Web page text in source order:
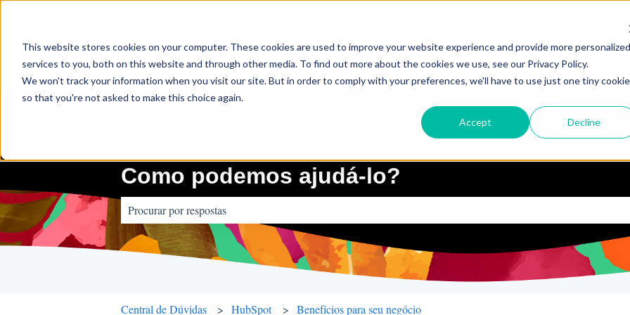
This website stores cookies on your computer. These cookies are used to improve your website experience and provide more personalized
services to you, both on this website and through other media. To find out more about the cookies we use, see our Privacy Policy.
We won't track your information when you visit our site. But in order to comply with your preferences, we'll have to use just one tiny cookie
so that you're not asked to make this choice again.
Accept Decline
Como podemos ajudá-lo?
Não há sugestões porque o campo de pesquisa está em branco.
Central de Dúvidas HubSpot Benefícios para seu negócio